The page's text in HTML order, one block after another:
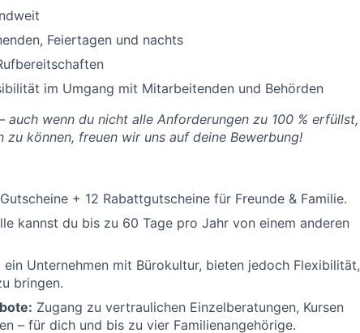
Feiertagen und nachts
im Umgang mit Mitarbeitenden und Behörden
auch wenn du nicht alle Anforderungen zu 100 % erfüllst,
können, freuen wir uns auf deine Bewerbung!
+ 12 Rabattgutscheine für Freunde & Familie.
kannst du bis zu 60 Tage pro Jahr von einem anderen
ein Unternehmen mit Bürokultur, bieten jedoch Flexibilität,
bringen.
Zugang zu vertraulichen Einzelberatungen, Kursen
– für dich und bis zu vier Familienangehörige.